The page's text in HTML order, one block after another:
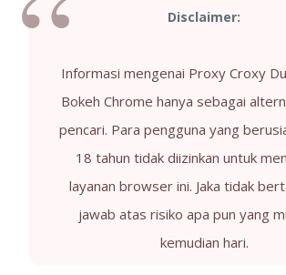
Disclaimer:
Informasi mengenai Proxy Croxy
Bokeh Chrome hanya sebagai
pencari. Para pengguna yang
18 tahun tidak diizinkan untuk
layanan browser ini. Jaka tidak
jawab atas risiko apa pun yang
kemudian hari.